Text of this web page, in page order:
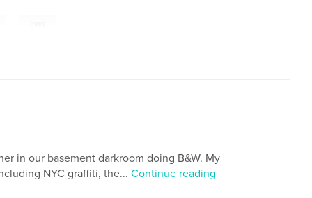
in our basement darkroom doing B&W. My
NYC graffiti, the... Continue reading